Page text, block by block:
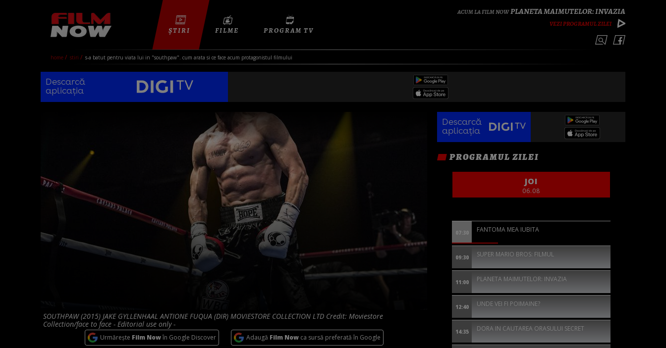
PLANETA MAIMUTELOR: INVAZIA
VEZI PROGRAMUL ZILEI
ȘTIRI FILME PROGRAM TV
home stiri s-a batut pentru viata lui in "southpaw". cum arata si ce face acum protagonistul filmului
Descarcă
aplicația
SOUTHPAW (2015) JAKE GYLLENHAAL ANTIONE FUQUA (DIR) MOVIESTORE COLLECTION LTD Credit: Moviestore
Collection/face to face - Editorial use only -
Urmărește Film Nowîn Google Discover Adaugă Film Nowca sursă preferată în Google
Descarcă
aplicația
PROGRAMUL ZILEI
JOI
06.08
07:30 FANTOMA MEA IUBITA
09:30 SUPER MARIO BROS: FILMUL
11:00 PLANETA MAIMUTELOR: INVAZIA
12:40 UNDE VEI FI POIMAINE?
14:35 DORA IN CAUTAREA ORASULUI SECRET